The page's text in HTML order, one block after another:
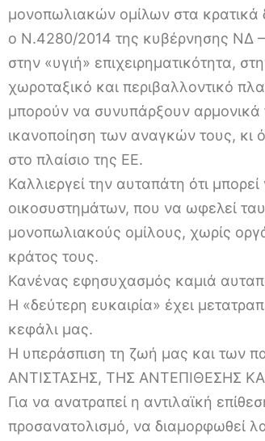
μονοπωλιακών ομίλων στα κρατικά
ο Ν.4280/2014 της κυβέρνησης ΝΔ –
στην «υγιή» επιχειρηματικότητα,
χωροταξικό και περιβαλλοντικό
μπορούν να συνυπάρξουν αρμονικά
ικανοποίηση των αναγκών τους, κι
στο πλαίσιο της ΕΕ.
Καλλιεργεί την αυταπάτη ότι
οικοσυστημάτων, που να ωφελεί
μονοπωλιακούς ομίλους, χωρίς
κράτος τους.
Κανένας εφησυχασμός καμιά
Η «δεύτερη ευκαιρία» έχει
κεφάλι μας.
Η υπεράσπιση τη ζωή μας και των
ΑΝΤΙΣΤΑΣΗΣ, ΤΗΣ ΑΝΤΕΠΙΘΕΣΗΣ
Για να ανατραπεί η αντιλαϊκή
προσανατολισμό, να διαμορφωθεί